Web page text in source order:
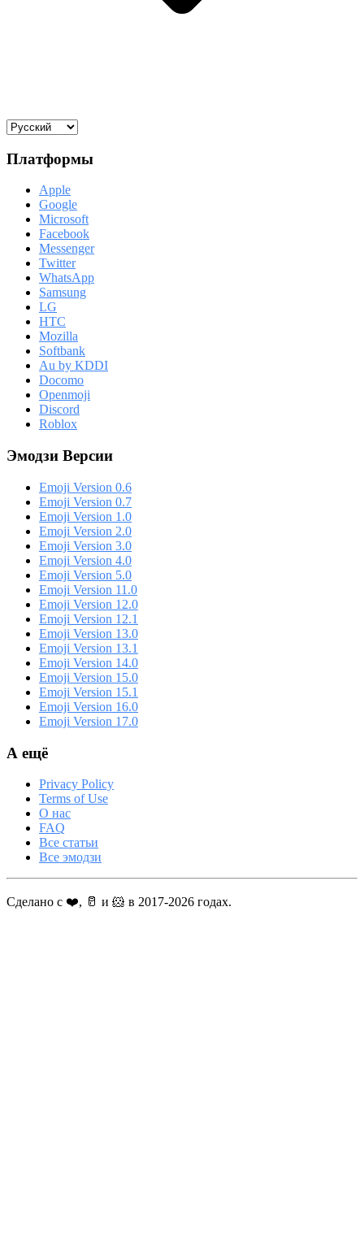
Платформы
Apple
Google
Microsoft
Facebook
Messenger
Twitter
WhatsApp
Samsung
LG
HTC
Mozilla
Softbank
Au by KDDI
Docomo
Openmoji
Discord
Roblox
Эмодзи Версии
Emoji Version 0.6
Emoji Version 0.7
Emoji Version 1.0
Emoji Version 2.0
Emoji Version 3.0
Emoji Version 4.0
Emoji Version 5.0
Emoji Version 11.0
Emoji Version 12.0
Emoji Version 12.1
Emoji Version 13.0
Emoji Version 13.1
Emoji Version 14.0
Emoji Version 15.0
Emoji Version 15.1
Emoji Version 16.0
Emoji Version 17.0
А ещё
Privacy Policy
Terms of Use
О нас
FAQ
Все статьи
Все эмодзи
Сделано с ❤️, 🥛 и 🐹 в 2017-2026 годах.